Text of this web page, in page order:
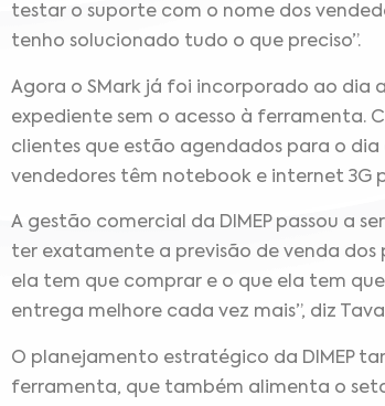
testar o suporte com o nome dos
tenho solucionado tudo o que preciso”.
Agora o SMark já foi incorporado ao dia
expediente sem o acesso à ferramenta.
clientes que estão agendados para o dia
vendedores têm notebook e internet 3G
A gestão comercial da DIMEP passou a
ter exatamente a previsão de venda
ela tem que comprar e o que ela tem
entrega melhore cada vez mais”, diz
O planejamento estratégico da DIMEP
ferramenta, que também alimenta o